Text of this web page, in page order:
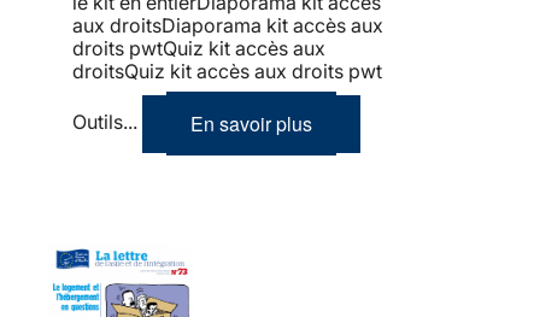
aux droitsDiaporama kit accès aux
droits pwtQuiz kit accès aux
droitsQuiz kit accès aux droits pwt
Outils... En savoir plus